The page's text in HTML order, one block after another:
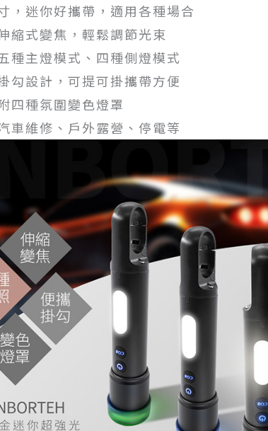
，迷你好攜帶，適用各種場合
縮式變焦，輕鬆調節光束
種主燈模式、四種側燈模式
勾設計，可提可掛攜帶方便
四種氛圍變色燈罩
車維修、戶外露營、停電等